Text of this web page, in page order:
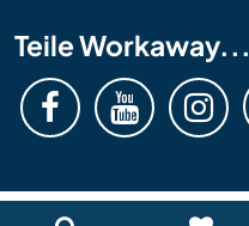
Teile Workaway...